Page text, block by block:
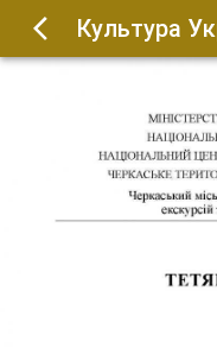
Культура